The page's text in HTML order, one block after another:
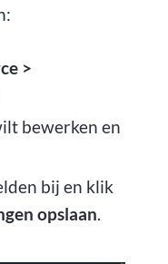
>
bewerken en
bij en klik
opslaan.